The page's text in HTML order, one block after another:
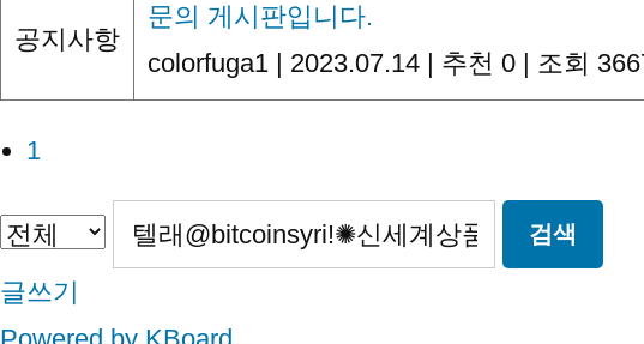
공지사항
문의 게시판입니다.
colorfuga1 | 2023.07.14 | 추천 0 | 조회
1
검색
글쓰기